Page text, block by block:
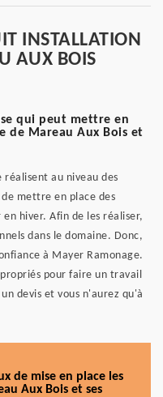
INSTALLATION
AUX BOIS
qui peut mettre en
de Mareau Aux Bois et
au niveau des
mettre en place des
hiver. Afin de les réaliser,
dans le domaine. Donc,
à Mayer Ramonage.
pour faire un travail
devis et vous n'aurez qu'à
de mise en place les
Aux Bois et ses